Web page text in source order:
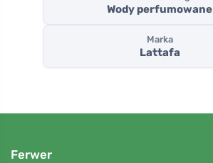
Wody perfumowane
Marka
Lattafa
Ferwer